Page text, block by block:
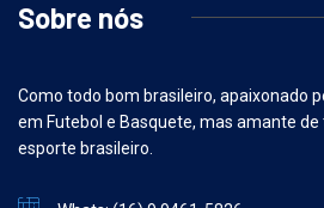
Sobre nós
Como todo bom brasileiro, apaixonado
em Futebol e Basquete, mas amante
esporte brasileiro.